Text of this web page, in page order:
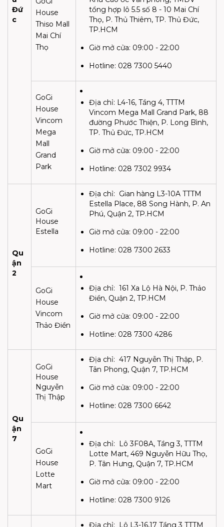
Đứ
c
House
Thiso Mall
Mai Chí
Thọ
tổng hợp lô 5.5 số 8 - 10 Mai Chí
Thọ, P. Thủ Thiêm, TP. Thủ Đức,
TP.HCM
Giờ mở cửa: 09:00 - 22:00
Hotline: 028 7300 5440
GoGi
House
Vincom
Mega
Mall
Grand
Park
Địa chỉ: L4-16, Tầng 4, TTTM
Vincom Mega Mall Grand Park, 88
đường Phước Thiện, P. Long Bình,
TP. Thủ Đức, TP.HCM
Giờ mở cửa: 09:00 - 22:00
Hotline: 028 7302 9934
Qu
ận
2
GoGi
House
Estella
Địa chỉ: Gian hàng L3-10A TTTM
Estella Place, 88 Song Hành, P. An
Phú, Quận 2, TP.HCM
Giờ mở cửa: 09:00 - 22:00
Hotline: 028 7300 2633
GoGi
House
Vincom
Thảo Điền
Địa chỉ: 161 Xa Lộ Hà Nội, P. Thảo
Điền, Quận 2, TP.HCM
Giờ mở cửa: 09:00 - 22:00
Hotline: 028 7300 4286
Qu
ận
7
GoGi
House
Nguyễn
Thị Thập
Địa chỉ: 417 Nguyễn Thị Thập, P.
Tân Phong, Quận 7, TP.HCM
Giờ mở cửa: 09:00 - 22:00
Hotline: 028 7300 6642
GoGi
House
Lotte
Mart
Địa chỉ: Lô 3F08A, Tầng 3, TTTM
Lotte Mart, 469 Nguyễn Hữu Thọ,
P. Tân Hưng, Quận 7, TP.HCM
Giờ mở cửa: 09:00 - 22:00
Hotline: 028 7300 9126
Địa chỉ: Lô L3-16,17 Tầng 3 TTTM